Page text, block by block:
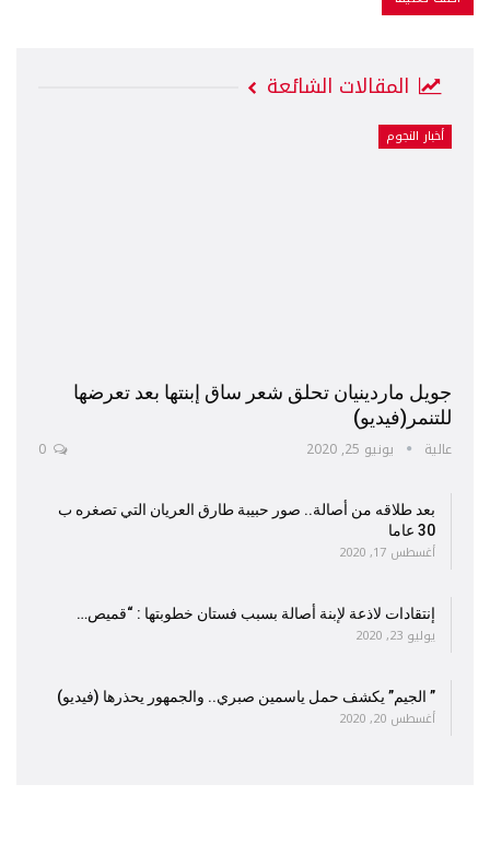
المقالات الشائعة
أخبار النجوم
جويل ماردينيان تحلق شعر ساق إبنتها بعد تعرضها
للتنمر(فيديو)
عالية يونيو 25, 2020
بعد طلاقه من أصالة.. صور حبيبة طارق العريان التي تصغره ب
30 عاما
أغسطس 17, 2020
إنتقادات لاذعة لإبنة أصالة بسبب فستان خطوبتها : “قميص…
يوليو 23, 2020
” الجيم” يكشف حمل ياسمين صبري.. والجمهور يحذرها (فيديو)
أغسطس 20, 2020